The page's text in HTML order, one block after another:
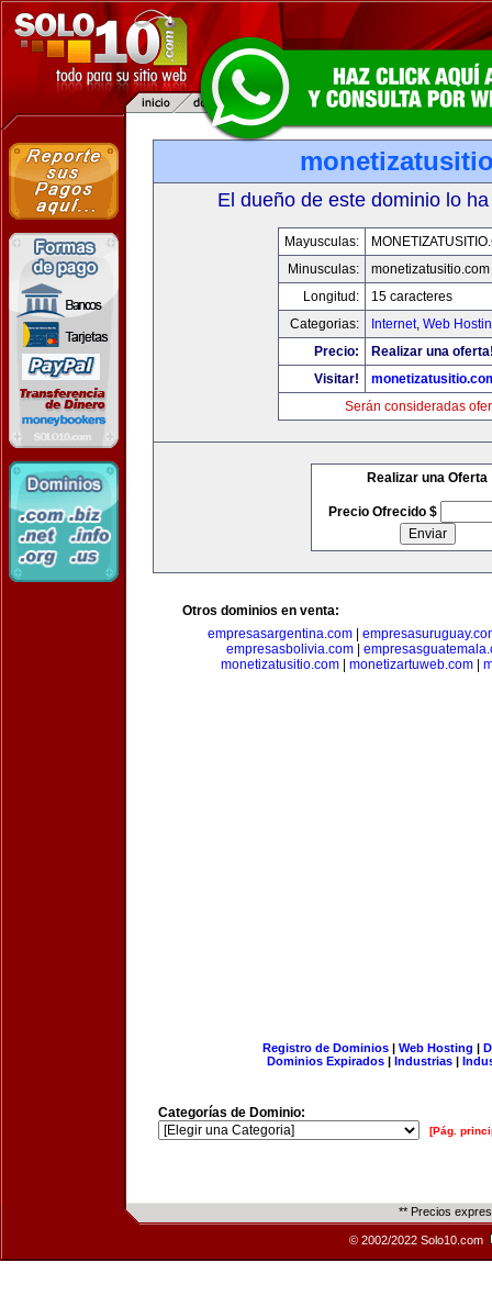
El dueño de este dominio lo
Mayusculas:
Minusculas:
monetizatusitio.com
Longitud:
15 caracteres
Categorias:
Internet, Web
Precio:
Realizar una
Visitar!
Serán consideradas
Realizar una Oferta
Precio Ofrecido $
Otros dominios en venta:
empresasargentina.com|
empresasbolivia.com
monetizatusitio.com
monetizartuweb.com
Registro de Dominios| Web Hosting |
Dominios Expirados | Industrias |
Categorías de Dominio:
[Pág.
** Precios
© 2002/2022 Solo10.com